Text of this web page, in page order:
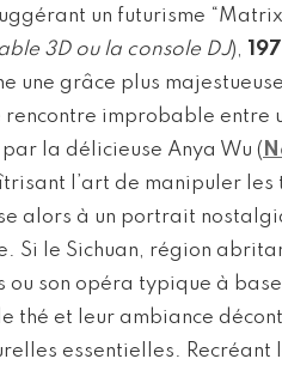
un futurisme
3D ou la console DJ),
une grâce plus
improbable entre
la délicieuse Anya Wu (
l’art de manipuler les
alors à un portrait
Si le Sichuan, région
ou son opéra typique à
thé et leur ambiance
essentielles.